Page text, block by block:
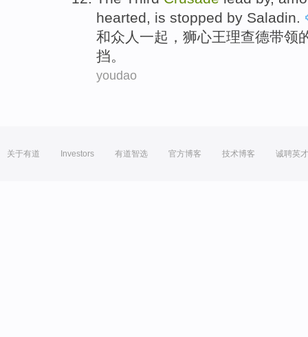
hearted, is stopped by Saladin.
和众人一起，狮心王理查德带领
挡。
youdao
关于有道 Investors 有道智选 官方博客 技术博客 诚聘英才